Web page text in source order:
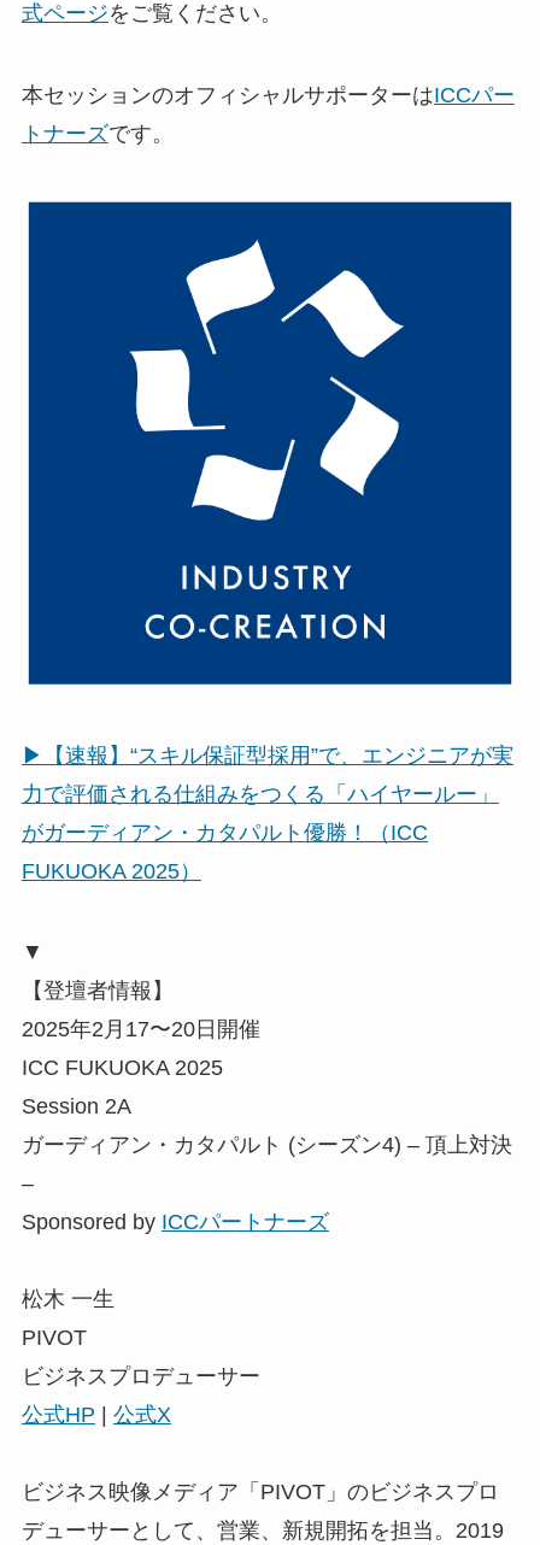
式ページをご覧ください。
本セッションのオフィシャルサポーターはICCパー
トナーズです。
▶
【速報】“スキル保証型採用”で、エンジニアが実
力で評価される仕組みをつくる「ハイヤールー」
がガーディアン・カタパルト優勝！（ICC
FUKUOKA 2025）
▼
【登壇者情報】
2025年2月17〜20日開催
ICC FUKUOKA 2025
Session 2A
ガーディアン・カタパルト (シーズン4) – 頂上対決
–
Sponsored by ICCパートナーズ
松木 一生
PIVOT
ビジネスプロデューサー
公式HP
公式X
ビジネス映像メディア「PIVOT」のビジネスプロ
デューサーとして、営業、新規開拓を担当。2019